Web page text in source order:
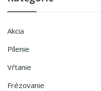
Akcia
Pílenie
Vŕtanie
Frézovanie